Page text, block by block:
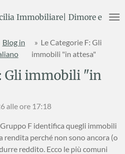
Immobiliare| Dimore e
Blog in
» Le Categorie F: Gli
immobili "in attesa"
Gli immobili "in
alle ore 17:18
F identifica quegli immobili
rendita perché non sono ancora (o
reddito. Ecco le più comuni